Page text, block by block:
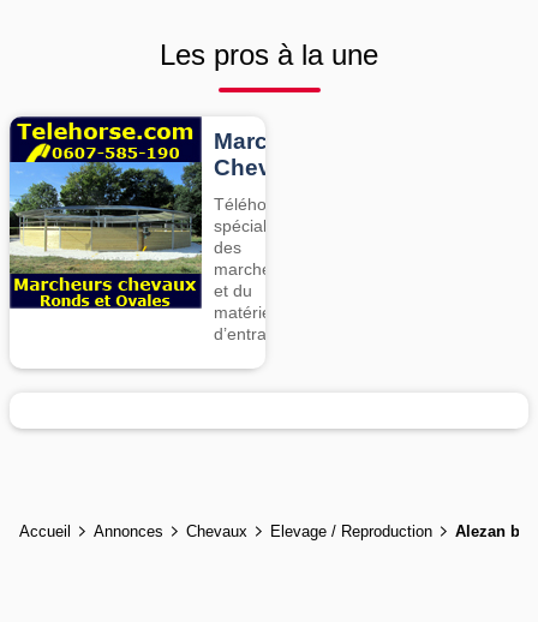
Les pros à la une
Marcheurs
Chevaux
Téléhorse,
spécialiste
des
marcheurs
et du
matériel
d’entrainement
Accueil Annonces Chevaux Elevage / Reproduction Alezan